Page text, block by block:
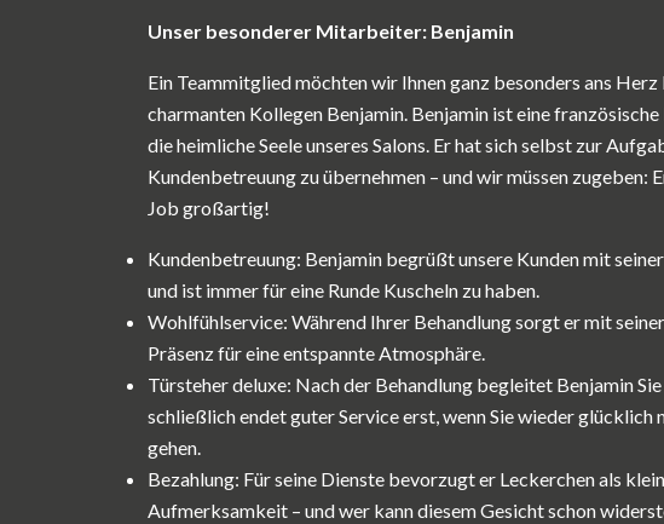
Unser besonderer Mitarbeiter: Benjamin
Ein Teammitglied möchten wir Ihnen ganz besonders ans Herz
charmanten Kollegen Benjamin. Benjamin ist eine
die heimliche Seele unseres Salons. Er hat sich selbst zur
Kundenbetreuung zu übernehmen – und wir müssen zugeben:
Job großartig!
Kundenbetreuung: Benjamin begrüßt unsere Kunden mit
und ist immer für eine Runde Kuscheln zu haben.
Wohlfühlservice: Während Ihrer Behandlung sorgt er mit
Präsenz für eine entspannte Atmosphäre.
Türsteher deluxe: Nach der Behandlung begleitet Benjamin
schließlich endet guter Service erst, wenn Sie wieder glücklich
gehen.
Bezahlung: Für seine Dienste bevorzugt er Leckerchen als
Aufmerksamkeit – und wer kann diesem Gesicht schon